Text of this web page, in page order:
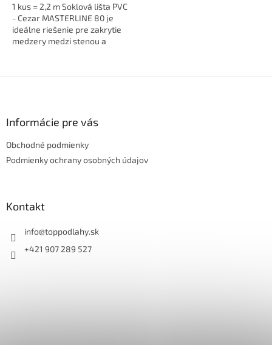
1 kus = 2,2 m Soklová lišta PVC
- Cezar MASTERLINE 80 je
ideálne riešenie pre zakrytie
medzery medzi stenou a
Informácie pre vás
Obchodné podmienky
Podmienky ochrany osobných údajov
Kontakt
info@toppodlahy.sk
+421 907 289 527